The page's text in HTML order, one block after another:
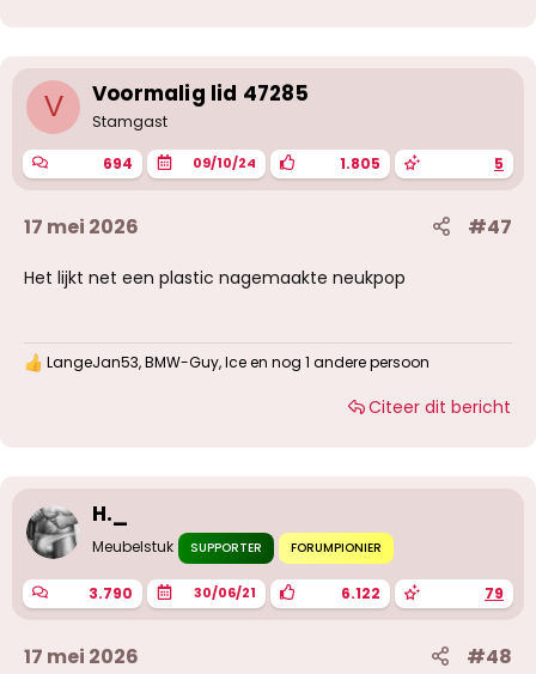
V Voormalig lid 47285
Stamgast
694 09/10/24 1.805 5
17 mei 2026 #47
Het lijkt net een plastic nagemaakte neukpop
W
n
g
n
:
LangeJan53,BMW-Guy,Iceen nog 1 andere persoon
Citeer dit bericht
H._
Meubelstuk SUPPORTER FORUMPIONIER
3.790 30/06/21 6.122 79
17 mei 2026 #48